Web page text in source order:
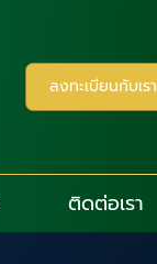
ลงทะเบียนกับเรา
ติดต่อเรา